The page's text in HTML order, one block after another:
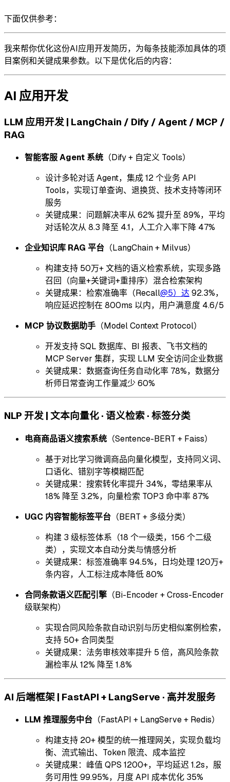
下面仅供参考：
我来帮你优化这份AI应用开发简历，为每条技能添加具体的项
目案例和关键成果参数。以下是优化后的内容：
AI 应用开发
LLM 应用开发 | LangChain / Dify / Agent / MCP /
RAG
智能客服 Agent 系统 （Dify + 自定义 Tools）
设计多轮对话 Agent，集成 12 个业务 API
Tools，实现订单查询、退换货、技术支持等闭环
服务
关键成果：问题解决率从 62% 提升至 89%，平均
对话轮次从 8.3 降至 4.1，人工介入率下降 47%
企业知识库 RAG 平台 （LangChain + Milvus）
构建支持 50万+ 文档的语义检索系统，实现多路
召回（向量+关键词+重排序）混合检索架构
关键成果：检索准确率（Recall@5）达92.3%，
响应延迟控制在 800ms 以内，用户满意度 4.6/5
MCP 协议数据助手 （Model Context Protocol）
开发支持 SQL 数据库、BI 报表、飞书文档的
MCP Server 集群，实现 LLM 安全访问企业数据
关键成果：数据查询任务自动化率 78%，数据分
析师日常查询工作量减少 60%
NLP 开发 | 文本向量化 · 语义检索 · 标签分类
电商商品语义搜索系统 （Sentence-BERT + Faiss）
基于对比学习微调商品向量化模型，支持同义词、
口语化、错别字等模糊匹配
关键成果：搜索转化率提升 34%，零结果率从
18% 降至 3.2%，向量检索 TOP3 命中率 87%
UGC 内容智能标签平台 （BERT + 多级分类）
构建 3 级标签体系（18 个一级类，156 个二级
类），实现文本自动分类与情感分析
关键成果：标签准确率 94.5%，日均处理 120万+
条内容，人工标注成本降低 80%
合同条款语义匹配引擎（Bi-Encoder + Cross-Encoder
级联架构）
实现合同风险条款自动识别与历史相似案例检索，
支持 50+ 合同类型
关键成果：法务审核效率提升 5 倍，高风险条款
漏检率从 12% 降至 1.8%
AI 后端框架 | FastAPI + LangServe · 高并发服务
LLM 推理服务中台 （FastAPI + LangServe + Redis）
构建支持 20+ 模型的统一推理网关，实现负载均
衡、流式输出、Token 限流、成本监控
关键成果：峰值 QPS 1200+，平均延迟 1.2s，服
务可用性 99.95%，月度 API 成本优化 35%